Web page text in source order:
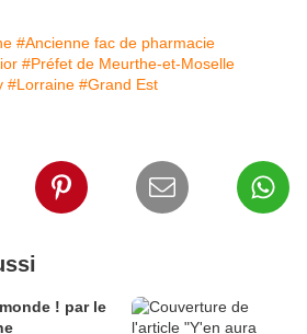
#Ancienne fac de pharmacie
#Préfet de Meurthe-et-Moselle
#Lorraine #Grand Est
! par le